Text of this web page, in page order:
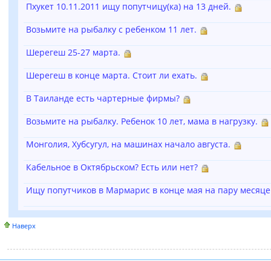
Пхукет 10.11.2011 ищу попутчицу(ка) на 13 дней.
Возьмите на рыбалку с ребенком 11 лет.
Шерегеш 25-27 марта.
Шерегеш в конце марта. Стоит ли ехать.
В Таиланде есть чартерные фирмы?
Возьмите на рыбалку. Ребенок 10 лет, мама в нагрузку.
Монголия, Хубсугул, на машинах начало августа.
Кабельное в Октябрьском? Есть или нет?
Ищу попутчиков в Мармарис в конце мая на пару
Наверх